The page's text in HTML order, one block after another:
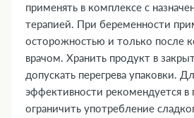
применять в комплексе с
терапией. При беременности
осторожностью и только после
врачом. Хранить продукт в
допускать перегрева упаковки.
эффективности рекомендуется в
ограничить употребление